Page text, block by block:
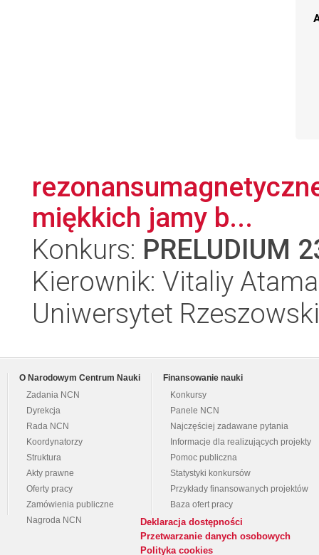
miękkich jamy b...
Konkurs: PRELUDIUM
Kierownik: Vitaliy
Uniwersytet Rzeszowski
O Narodowym Centrum Nauki
Zadania NCN
Dyrekcja
Rada NCN
Koordynatorzy
Struktura
Akty prawne
Oferty pracy
Zamówienia publiczne
Nagroda NCN
Finansowanie nauki
Konkursy
Panele NCN
Najczęściej zadawane pytania
Informacje dla realizujących projekty
Pomoc publiczna
Statystyki konkursów
Przykłady finansowanych projektów
Baza ofert pracy
Deklaracja dostępności
Przetwarzanie danych osobowych
Polityka cookies